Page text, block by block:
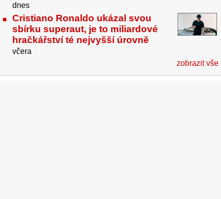
dnes
Cristiano Ronaldo ukázal svou
sbírku superaut, je to miliardové
hračkářství té nejvyšší úrovně
včera
zobrazit vše